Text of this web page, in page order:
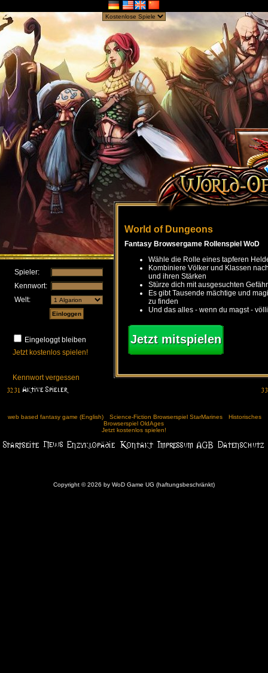
Spieler:
Kennwort:
Welt:
Eingeloggt bleiben
Jetzt kostenlos spielen!
Kennwort vergessen
World of Dungeons
Fantasy Browsergame Rollenspiel WoD
Wähle die Rolle eines tapferen
Kombiniere Völker und Klassen
und ihren Stärken
Stürze dich mit ausgesuchten
Es gibt Tausende mächtige und
zu finden
Und das alles - wenn du magst -
Jetzt mitspielen
web based fantasy game (English) Science-Fiction Browserspiel StarMarines
Historisches
Browserspiel OldAges
Jetzt kostenlos spielen!
Copyright © 2026 by WoD Game UG (haftungsbeschränkt)